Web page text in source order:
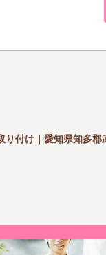
り付け｜愛知県知多